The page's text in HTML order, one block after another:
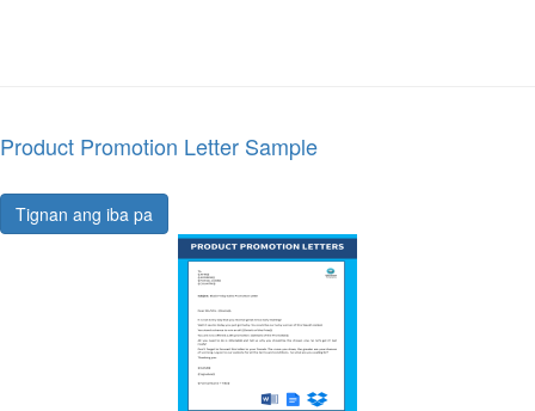
Product Promotion Letter Sample
Tignan ang iba pa